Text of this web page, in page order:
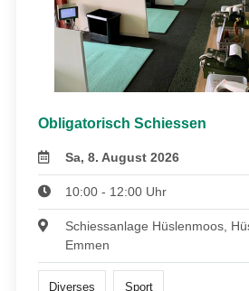
Obligatorisch Schiessen
Sa, 8. August 2026
10:00 - 12:00 Uhr
Schiessanlage Hüslenmoos,
Emmen
Diverses Sport